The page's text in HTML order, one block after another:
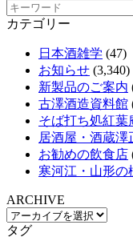
カテゴリー
日本酒雑学 (47)
お知らせ (3,340)
新製品のご案内
古澤酒造資料館
そば打ち処紅葉
居酒屋・酒蔵澤
お勧めの飲食店
寒河江・山形の
ARCHIVE
タグ